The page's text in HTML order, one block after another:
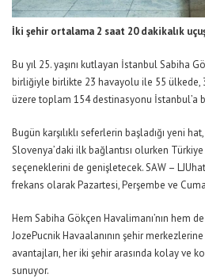
İki şehir ortalama 2 saat 20 dakikalık
Bu yıl 25. yaşını kutlayan İstanbul Sabiha
birliğiyle birlikte 23 havayolu ile 55 ülkede,
üzere toplam 154 destinasyonu İstanbul’a
Bugün karşılıklı seferlerin başladığı yeni hat,
Slovenya’daki ilk bağlantısı olurken
seçeneklerini de genişletecek.SAW – LJU
frekans olarakPazartesi, Perşembe ve
Hem Sabiha Gökçen Havalimanı’nın hem de
JozePucnikHavaalanının şehir
avantajları,her iki şehir arasında kolay ve
sunuyor.